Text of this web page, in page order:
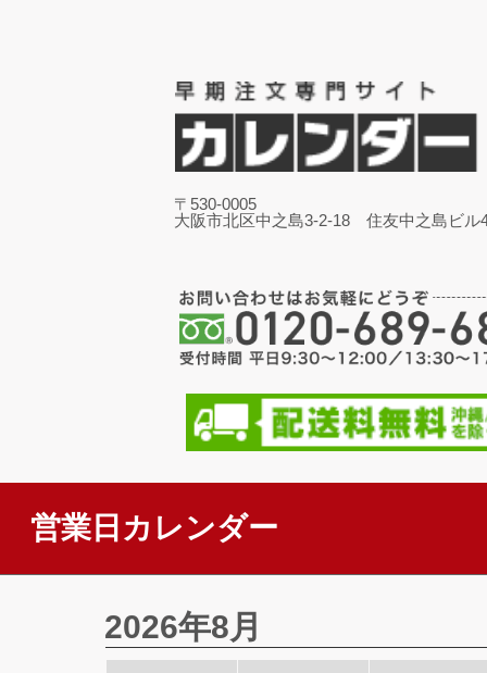
〒530-0005
大阪市北区中之島3-2-18 住友中之島ビル
営業日カレンダー
2026年8月